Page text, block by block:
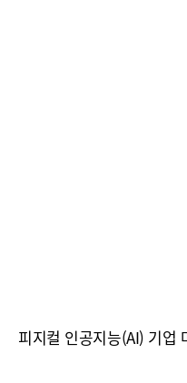
피지컬 인공지능(AI) 기업